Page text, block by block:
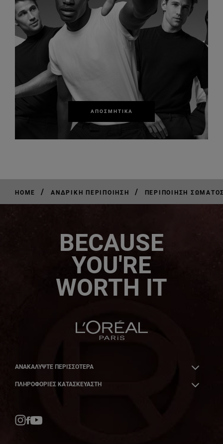
ΑΠΟΣΜΗΤΙΚΆ
HOME / ΑΝΔΡΙΚΉ ΠΕΡΙΠΟΊΗΣΗ / ΠΕΡΙΠΟΊΗΣΗ
BECAUSE
YOU'RE
WORTH IT
ΑΝΑΚΑΛΎΨΤΕ ΠΕΡΙΣΣΌΤΕΡΑ
ΠΛΗΡΟΦΟΡΙΕΣ ΚΑΤΑΣΚΕΥΑΣΤΗ